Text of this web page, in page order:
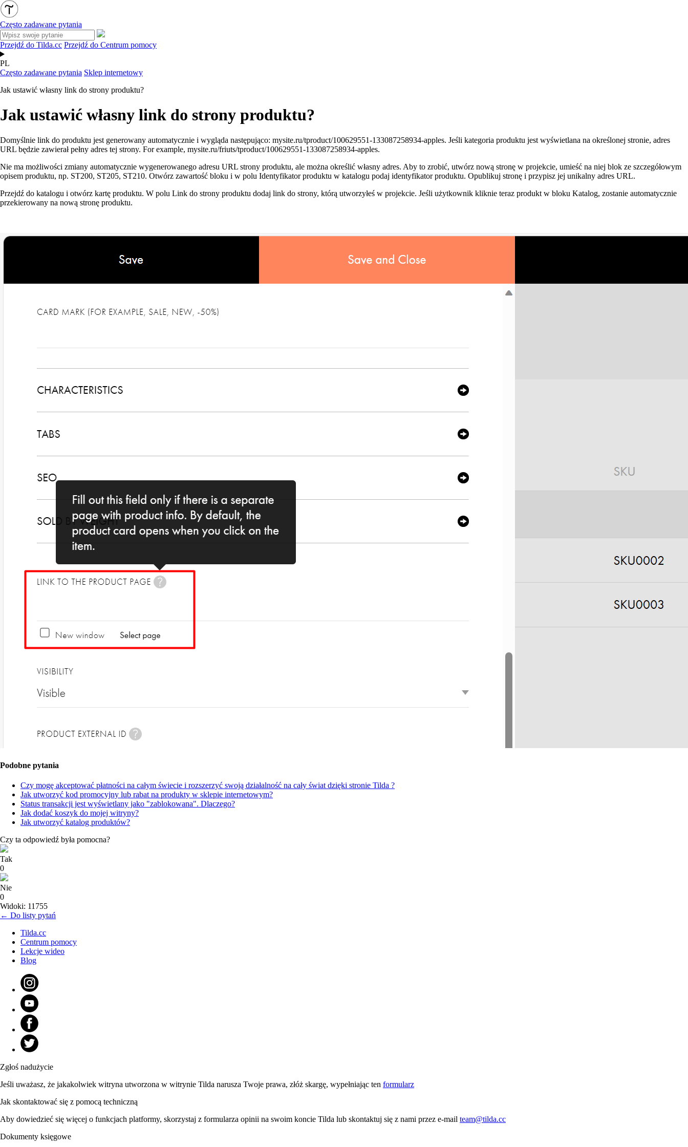
Często zadawane pytania
Przejdź do Tilda.cc Przejdź do Centrum pomocy
PL
Często zadawane pytania Sklep internetowy
Jak ustawić własny link do strony produktu?
Jak ustawić własny link do strony produktu?
Domyślnie link do produktu jest generowany automatycznie i wygląda następująco: mysite.ru/tproduct/100629551-133087258934-apples. Jeśli kategoria produktu jest wyświetlana na określonej stronie, adres
URL będzie zawierał pełny adres tej strony. For example, mysite.ru/friuts/tproduct/100629551-133087258934-apples.
Nie ma możliwości zmiany automatycznie wygenerowanego adresu URL strony produktu, ale można określić własny adres. Aby to zrobić, utwórz nową stronę w projekcie, umieść na niej blok ze szczegółowym
opisem produktu, np. ST200, ST205, ST210. Otwórz zawartość bloku i w polu Identyfikator produktu w katalogu podaj identyfikator produktu. Opublikuj stronę i przypisz jej unikalny adres URL.
Przejdź do katalogu i otwórz kartę produktu. W polu Link do strony produktu dodaj link do strony, którą utworzyłeś w projekcie. Jeśli użytkownik kliknie teraz produkt w bloku Katalog, zostanie automatycznie
przekierowany na nową stronę produktu.
Podobne pytania
Czy mogę akceptować płatności na całym świecie i rozszerzyć swoją działalność na cały świat dzięki stronie Tilda ?
Jak utworzyć kod promocyjny lub rabat na produkty w sklepie internetowym?
Status transakcji jest wyświetlany jako "zablokowana". Dlaczego?
Jak dodać koszyk do mojej witryny?
Jak utworzyć katalog produktów?
Czy ta odpowiedź była pomocna?
Tak
0
Nie
0
Widoki: 11755
← Do listy pytań
Tilda.cc
Centrum pomocy
Lekcje wideo
Blog
Zgłoś nadużycie
Jeśli uważasz, że jakakolwiek witryna utworzona w witrynie Tilda narusza Twoje prawa, złóż skargę, wypełniając ten formularz
Jak skontaktować się z pomocą techniczną
Aby dowiedzieć się więcej o funkcjach platformy, skorzystaj z formularza opinii na swoim koncie Tilda lub skontaktuj się z nami przez e-mail team@tilda.cc
Dokumenty księgowe